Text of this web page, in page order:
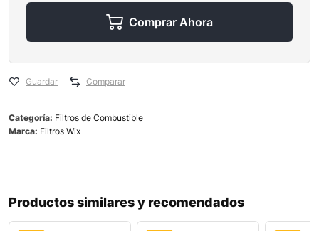
Comprar Ahora
Guardar Comparar
Categoría: Filtros de Combustible
Marca: Filtros Wix
Productos similares y recomendados